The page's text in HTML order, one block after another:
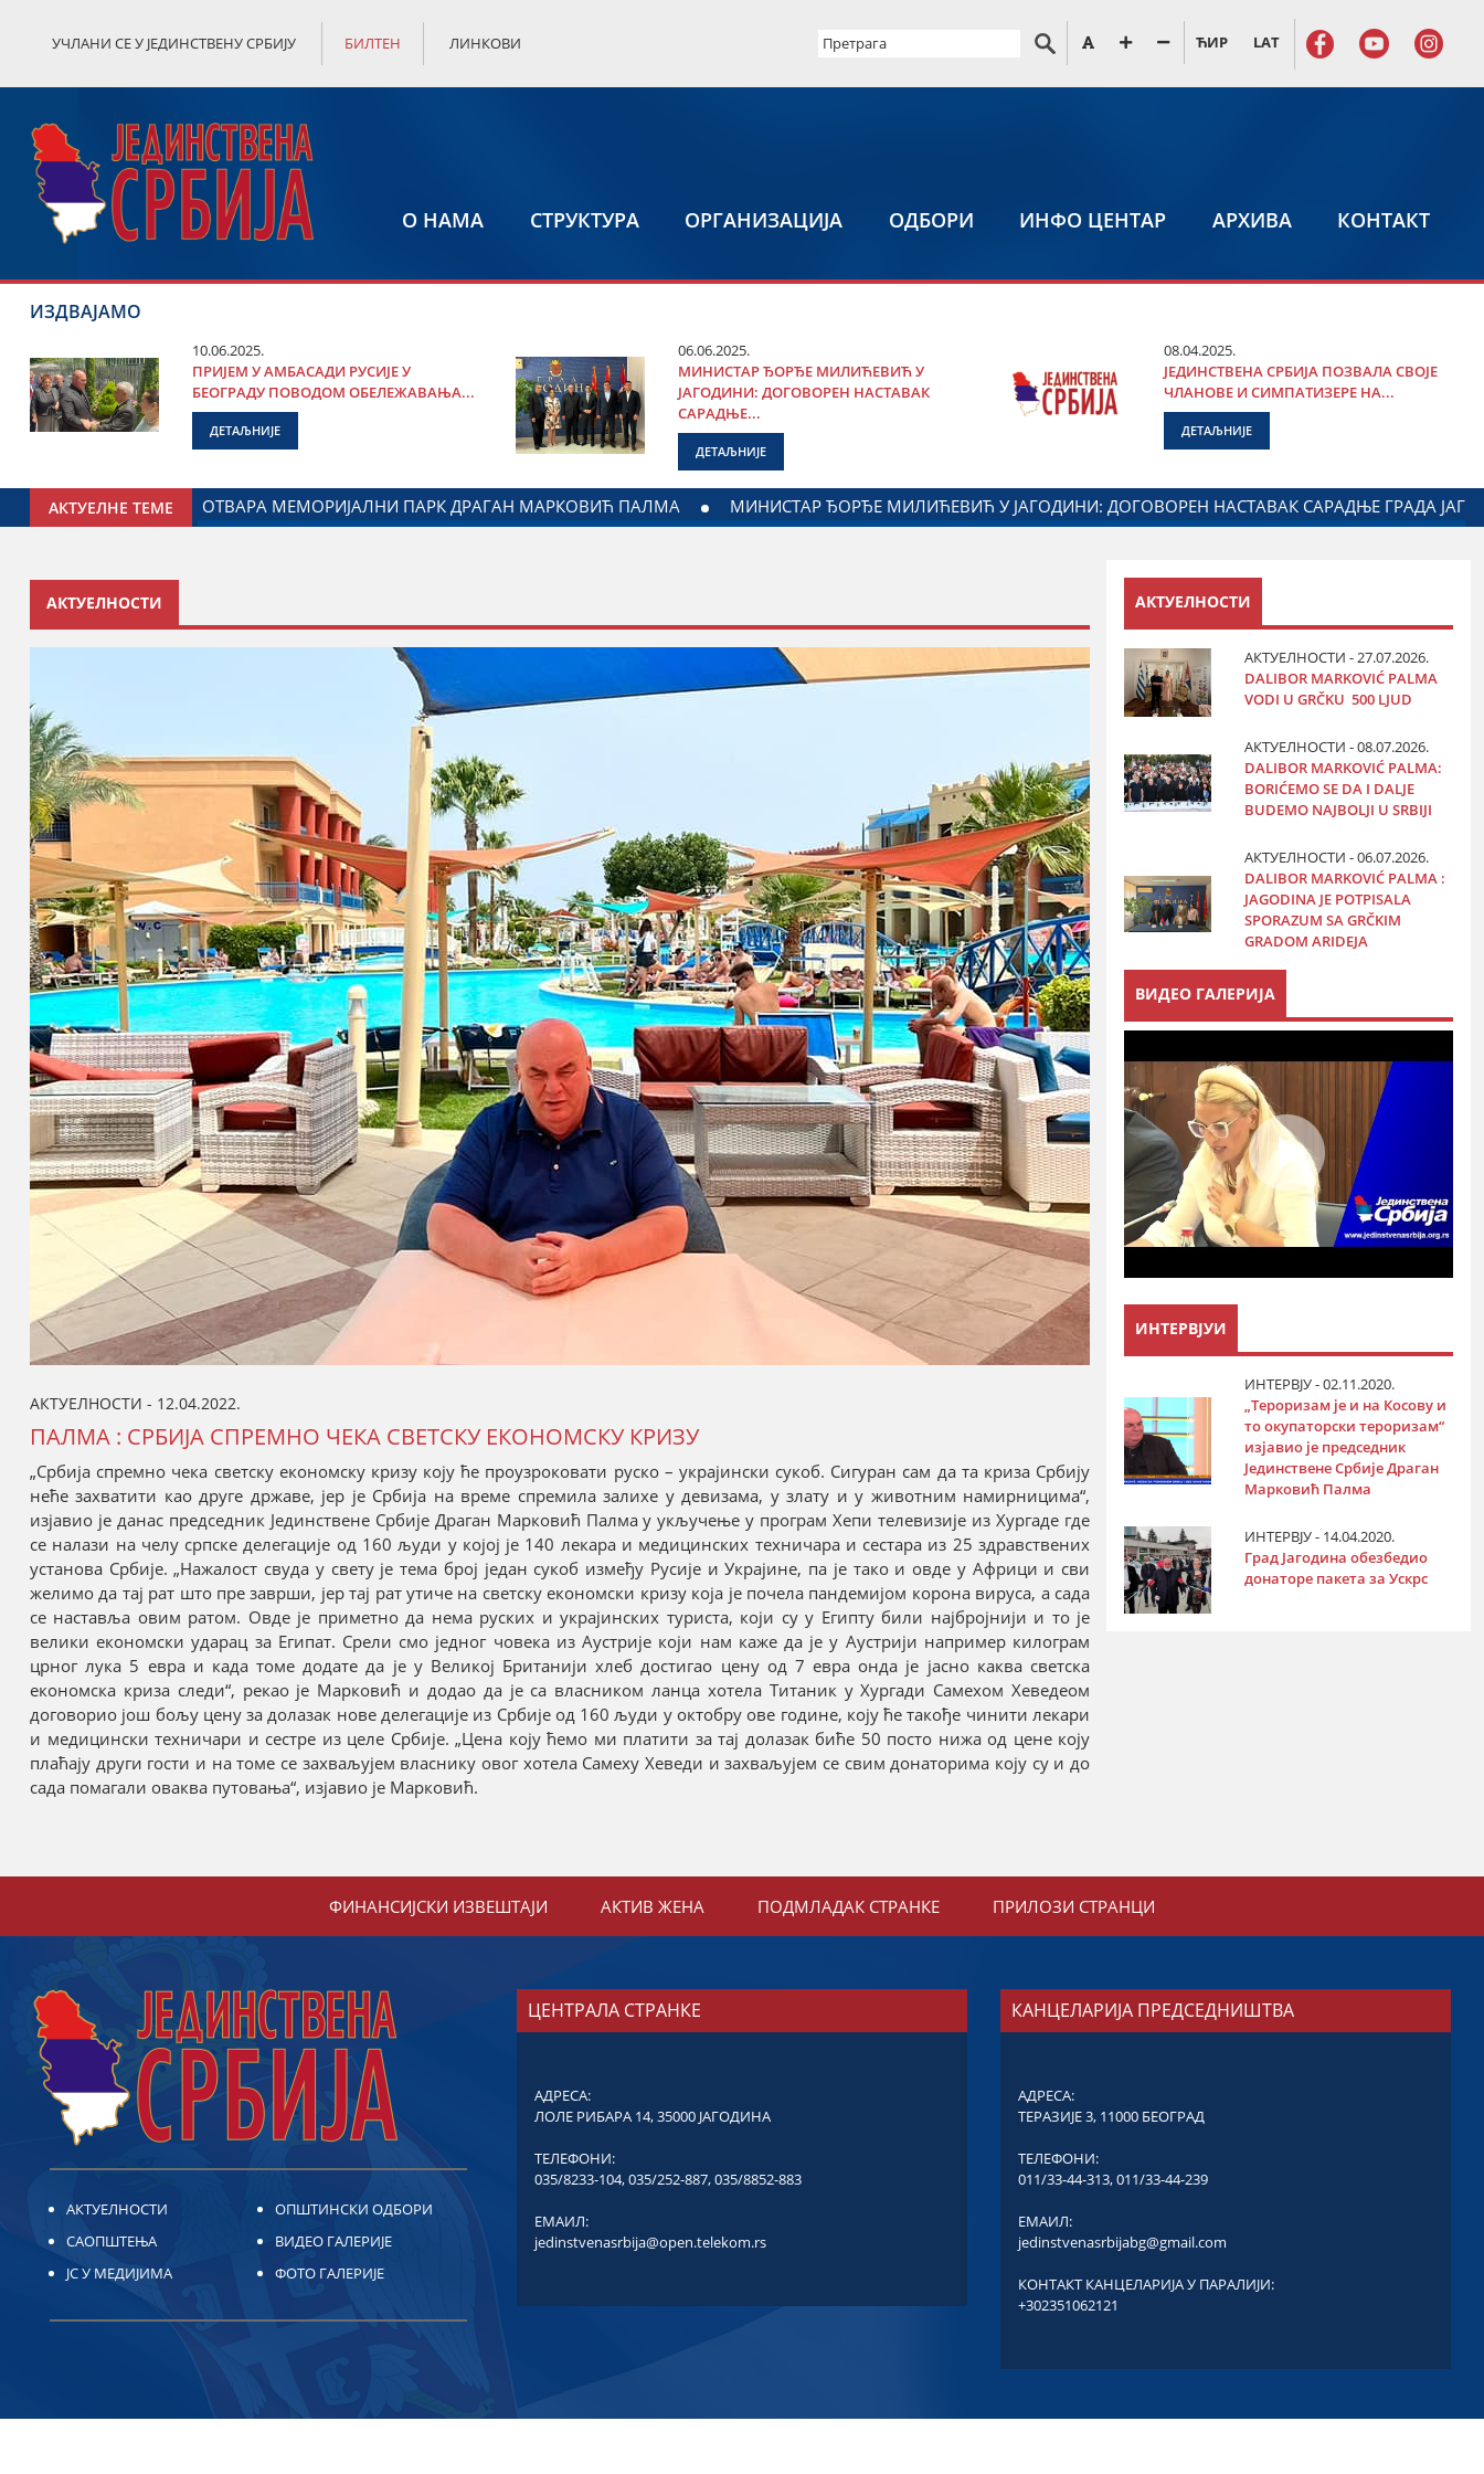
УЧЛАНИ СЕ У ЈЕДИНСТВЕНУ СРБИЈУ БИЛТЕН ЛИНКОВИ ЋИР LAT
О НАМА СТРУКТУРА ОРГАНИЗАЦИЈА ОДБОРИ ИНФО ЦЕНТАР АРХИВА КОНТАКТ
ИЗДВАЈАМО
10.06.2025.
ПРИЈЕМ У АМБАСАДИ РУСИЈЕ У
БЕОГРАДУ ПОВОДОМ ОБЕЛЕЖАВАЊА...
ДЕТАЉНИЈЕ
06.06.2025.
МИНИСТАР ЂОРЂЕ МИЛИЋЕВИЋ У
ЈАГОДИНИ: ДОГОВОРЕН НАСТАВАК
САРАДЊЕ...
ДЕТАЉНИЈЕ
08.04.2025.
ЈЕДИНСТВЕНА СРБИЈА ПОЗВАЛА СВОЈЕ
ЧЛАНОВЕ И СИМПАТИЗЕРЕ НА...
ДЕТАЉНИЈЕ
АКТУЕЛНЕ ТЕМЕ
У ЈАГОДИНИ: ДОГОВОРЕН НАСТАВАК САРАДЊЕ ГРАДА ЈАГОДИНЕ И МИНИСТАРСТВА ЗАДУЖЕНОГ ЗА ОДНОСЕ СА ДИЈАСПОРОМ ДАЛИБОР МАРКОВИЋ НА ОБЕЛЕЖАВАЊУ
АКТУЕЛНОСТИ
АКТУЕЛНОСТИ - 12.04.2022.
ПАЛМА : СРБИЈА СПРЕМНО ЧЕКА СВЕТСКУ ЕКОНОМСКУ КРИЗУ
„Србија спремно чека светску економску кризу коју ће проузроковати руско – украјински сукоб. Сигуран сам да та криза Србију
неће захватити као друге државе, јер је Србија на време спремила залихе у девизама, у злату и у животним намирницима“,
изјавио је данас председник Јединствене Србије Драган Марковић Палма у укључење у програм Хепи телевизије из Хургаде где
се налази на челу српске делегације од 160 људи у којој је 140 лекара и медицинских техничара и сестара из 25 здравствених
установа Србије. „Нажалост свуда у свету је тема број један сукоб између Русије и Украјине, па је тако и овде у Африци и сви
желимо да тај рат што пре заврши, јер тај рат утиче на светску економски кризу која је почела пандемијом корона вируса, а сада
се наставља овим ратом. Овде је приметно да нема руских и украјинских туриста, који су у Египту били најбројнији и то је
велики економски ударац за Египат. Срели смо једног човека из Аустрије који нам каже да је у Аустрији например килограм
црног лука 5 евра и када томе додате да је у Великој Британији хлеб достигао цену од 7 евра онда је јасно каква светска
економска криза следи“, рекао је Марковић и додао да је са власником ланца хотела Титаник у Хургади Самехом Хеведеом
договорио још бољу цену за долазак нове делегације из Србије од 160 људи у октобру ове године, коју ће такође чинити лекари
и медицински техничари и сестре из целе Србије. „Цена коју ћемо ми платити за тај долазак биће 50 посто нижа од цене коју
плаћају други гости и на томе се захваљујем власнику овог хотела Самеху Хеведи и захваљујем се свим донаторима коју су и до
сада помагали оваква путовања“, изјавио је Марковић.
АКТУЕЛНОСТИ
АКТУЕЛНОСТИ - 27.07.2026.
DALIBOR MARKOVIĆ PALMA
VODI U GRČKU 500 LJUD
АКТУЕЛНОСТИ - 08.07.2026.
DALIBOR MARKOVIĆ PALMA:
BORIĆEMO SE DA I DALJE
BUDEMO NAJBOLJI U SRBIJI
АКТУЕЛНОСТИ - 06.07.2026.
DALIBOR MARKOVIĆ PALMA :
JAGODINA JE POTPISALA
SPORAZUM SA GRČKIM
GRADOM ARIDEJA
ВИДЕО ГАЛЕРИЈА
ИНТЕРВЈУИ
ИНТЕРВЈУ - 02.11.2020.
„Тероризам је и на Косову и
то окупаторски тероризам“
изјавио је председник
Јединствене Србије Драган
Марковић Палма
ИНТЕРВЈУ - 14.04.2020.
Град Јагодина обезбедио
донаторе пакета за Ускрс
ФИНАНСИЈСКИ ИЗВЕШТАЈИ АКТИВ ЖЕНА ПОДМЛАДАК СТРАНКЕ ПРИЛОЗИ СТРАНЦИ
АКТУЕЛНОСТИ
САОПШТЕЊА
ЈС У МЕДИЈИМА
ОПШТИНСКИ ОДБОРИ
ВИДЕО ГАЛЕРИЈЕ
ФОТО ГАЛЕРИЈЕ
ЦЕНТРАЛА СТРАНКЕ
АДРЕСА:
ЛОЛЕ РИБАРА 14, 35000 ЈАГОДИНА
ТЕЛЕФОНИ:
035/8233-104,035/252-887,035/8852-883
ЕМАИЛ:
jedinstvenasrbija@open.telekom.rs
КАНЦЕЛАРИЈА ПРЕДСЕДНИШТВА
АДРЕСА:
ТЕРАЗИЈЕ 3, 11000 БЕОГРАД
ТЕЛЕФОНИ:
011/33-44-313,011/33-44-239
ЕМАИЛ:
jedinstvenasrbijabg@gmail.com
КОНТАКТ КАНЦЕЛАРИЈА У ПАРАЛИЈИ:
+302351062121